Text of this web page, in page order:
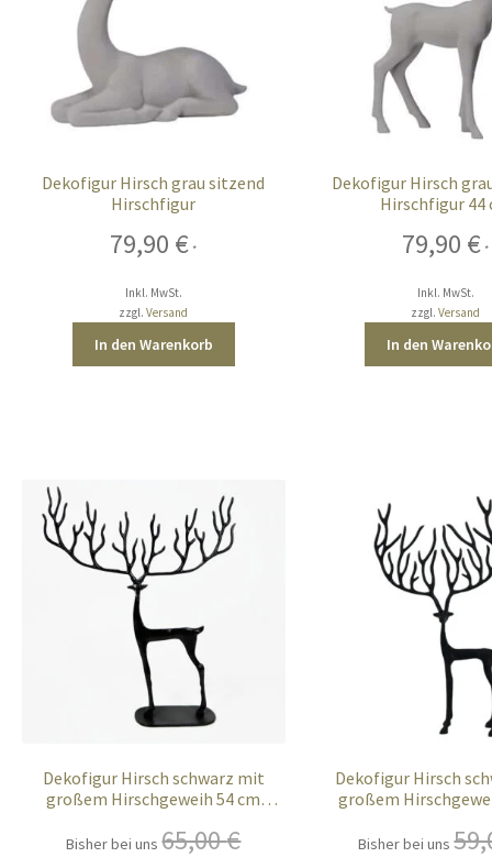
Dekofigur Hirsch grau sitzend
Hirschfigur
79,90 € *
Inkl. MwSt.
zzgl.Versand
In den Warenkorb
Dekofigur Hirsch
Hirschfigur 44
79,90 € *
Inkl. MwSt.
zzgl.Versand
In den
Dekofigur Hirsch schwarz mit
großem Hirschgeweih 54 cm
Bisher bei uns 65,00€
Dekofigur Hirsch
großem
Bisher bei uns